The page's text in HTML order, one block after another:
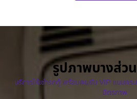
รูปภาพบางส่ว
บริการให้เช่ารถตู้ พร้อมคนขับ VIP แบบคร
มิตรภาพ